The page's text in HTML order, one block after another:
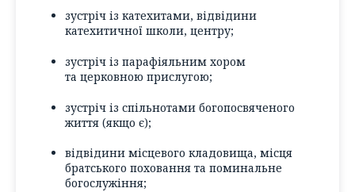
зустріч із катехитами, відвідини
катехитичної школи, центру;
зустріч із парафіяльним хором
та церковною прислугою;
зустріч із спільнотами богопосвяченого
життя (якщо є);
відвідини місцевого кладовища, місця
братського поховання та поминальне
богослужіння;